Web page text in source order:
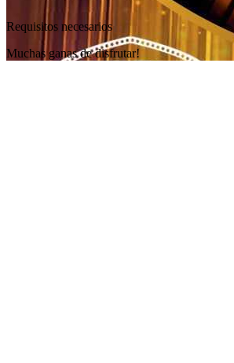
Requisitos necesarios
Muchas ganas de disfrutar!